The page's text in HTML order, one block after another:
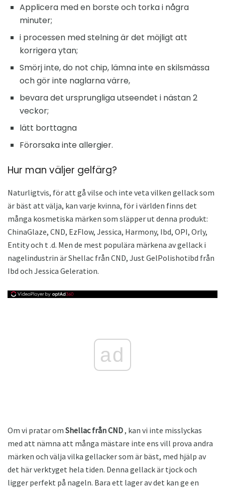
Applicera med en borste och torka i några
minuter;
i processen med stelning är det möjligt att
korrigera ytan;
Smörj inte, do not chip, lämna inte en skilsmässa
och gör inte naglarna värre,
bevara det ursprungliga utseendet i nästan 2
veckor;
lätt borttagna
Förorsaka inte allergier.
Hur man väljer gelfärg?
Naturligtvis, för att gå vilse och inte veta vilken gellack som
är bäst att välja, kan varje kvinna, för i världen finns det
många kosmetiska märken som släpper ut denna produkt:
ChinaGlaze, CND, EzFlow, Jessica, Harmony, Ibd, OPI, Orly,
Entity och t .d. Men de mest populära märkena av gellack i
nagelindustrin är Shellac från CND, Just GelPolishotibd från
Ibd och Jessica Geleration.
ad
Om vi ​​pratar om Shellac från CND, kan vi inte misslyckas
med att nämna att många mästare inte ens vill prova andra
märken och välja vilka gellacker som är bäst, med hjälp av
det här verktyget hela tiden. Denna gellack är tjock och
ligger perfekt på nageln. Bara ett lager av det kan ge en